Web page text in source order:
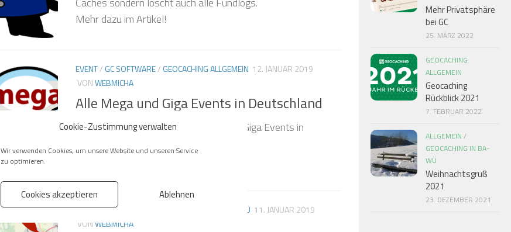
Cookie-Zustimmung verwalten
Wir verwenden Cookies, um unsere Website und unseren Service
zu optimieren.
Cookies akzeptieren Ablehnen
Mehr dazu im Artikel!
EVENT/ GC SOFTWARE/ GEOCACHING ALLGEMEIN 12. JANUAR 2019
VONWEBMICHA
Alle Mega und Giga Events in Deutschland
Übersicht aller #Geocaching Mega und Giga Events in
GEOCACHING ALLGEMEIN GEOCACHING IN BA-WÜ 11. JANUAR 2019
VON WEBMICHA
Mehr Privatsphäre
bei GC
25. MÄRZ 2022
GEOCACHING
ALLGEMEIN
Geocaching
Rückblick 2021
7. FEBRUAR 2022
ALLGEMEIN /
GEOCACHING IN BA-
WÜ
Weihnachtsgruß
2021
23. DEZEMBER 2021